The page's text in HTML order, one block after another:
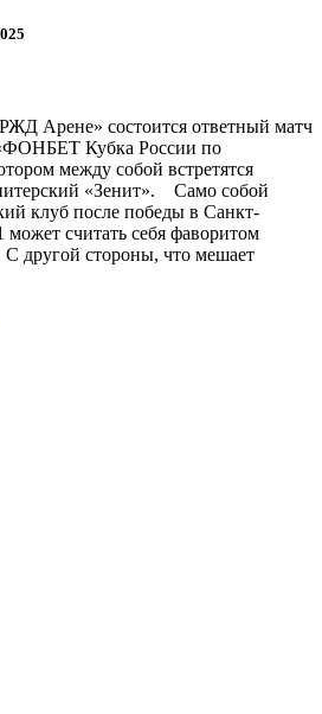
Арене» состоится ответный матч
Кубка России по
между собой встретятся
«Зенит». Само собой
клуб после победы в Санкт-
может считать себя фаворитом
С другой стороны, что мешает